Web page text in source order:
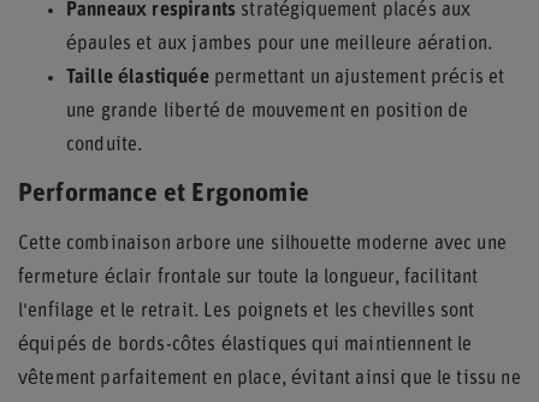
Panneaux respirants stratégiquement placés aux
épaules et aux jambes pour une meilleure aération.
Taille élastiquéepermettant un ajustement précis et
une grande liberté de mouvement en position de
conduite.
Performance et Ergonomie
Cette combinaison arbore une silhouette moderne avec une
fermeture éclair frontale sur toute la longueur, facilitant
l'enfilage et le retrait. Les poignets et les chevilles sont
équipés de bords-côtes élastiques qui maintiennent le
vêtement parfaitement en place, évitant ainsi que le tissu ne